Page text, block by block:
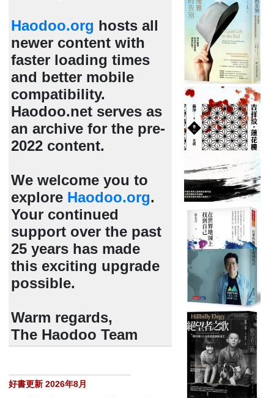
Haodoo.org hosts all
newer content with
faster loading times
and better mobile
compatibility.
Haodoo.net serves as
an archive for the pre-
2022 content.
We welcome you to
explore Haodoo.org.
Your continued
support over the past
25 years has made
this exciting upgrade
possible.
Warm regards,
The Haodoo Team
好書更新 2026年8月